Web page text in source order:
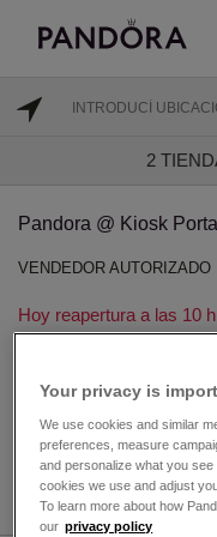
2
Pandora @ Kiosk
VENDEDOR AUTORIZADO
Hoy reapertura a las 10
Space Number 6
DIRECCIONES
Your privacy is
We use cookies and similar
preferences, measure
and personalize what you
cookies we use and adjust
To learn more about how
our privacy policy